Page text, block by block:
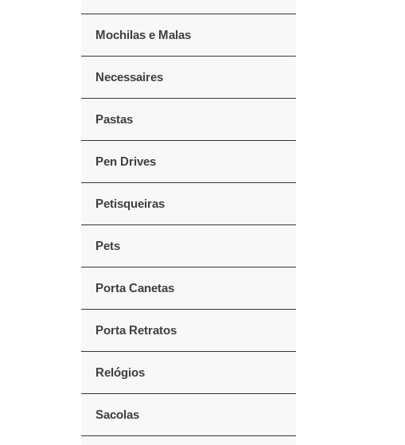
Mochilas e Malas
Necessaires
Pastas
Pen Drives
Petisqueiras
Pets
Porta Canetas
Porta Retratos
Relógios
Sacolas